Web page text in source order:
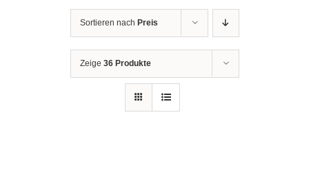
Sortieren nach Preis
Zeige 36 Produkte